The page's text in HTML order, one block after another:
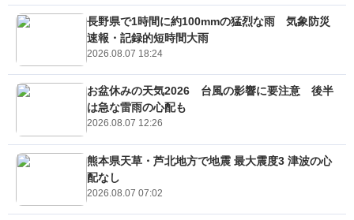
長野県で1時間に約100mmの猛烈な雨 気象防災
速報・記録的短時間大雨
2026.08.07 18:24
お盆休みの天気2026 台風の影響に要注意 後半
は急な雷雨の心配も
2026.08.07 12:26
熊本県天草・芦北地方で地震 最大震度3 津波の心
配なし
2026.08.07 07:02